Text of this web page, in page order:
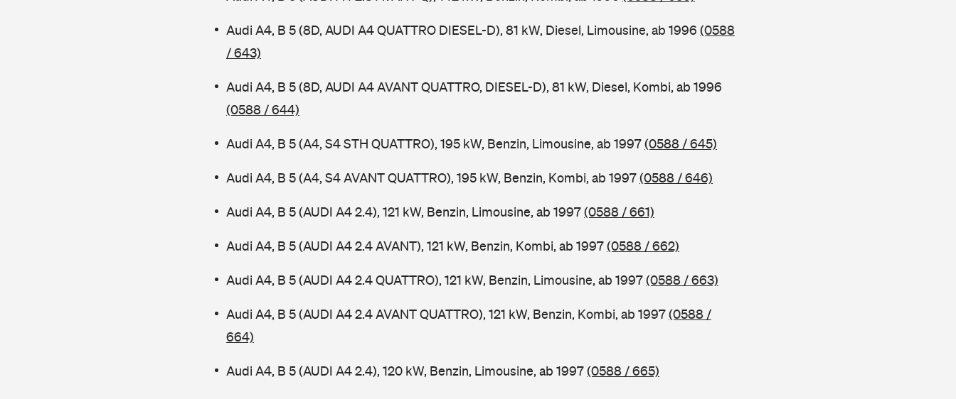
Audi A4, B 5 (8D, AUDI A4 QUATTRO DIESEL-D), 81 kW, Diesel, Limousine, ab 1996 (0588
/ 643)
Audi A4, B 5 (8D, AUDI A4 AVANT QUATTRO, DIESEL-D), 81 kW, Diesel, Kombi, ab 1996
(0588 / 644)
Audi A4, B 5 (A4, S4 STH QUATTRO), 195 kW, Benzin, Limousine, ab 1997(0588 / 645)
Audi A4, B 5 (A4, S4 AVANT QUATTRO), 195 kW, Benzin, Kombi, ab 1997(0588 / 646)
Audi A4, B 5 (AUDI A4 2.4), 121 kW, Benzin, Limousine, ab 1997(0588 / 661)
Audi A4, B 5 (AUDI A4 2.4 AVANT), 121 kW, Benzin, Kombi, ab 1997(0588 / 662)
Audi A4, B 5 (AUDI A4 2.4 QUATTRO), 121 kW, Benzin, Limousine, ab 1997(0588 / 663)
Audi A4, B 5 (AUDI A4 2.4 AVANT QUATTRO), 121 kW, Benzin, Kombi, ab 1997(0588 /
664)
Audi A4, B 5 (AUDI A4 2.4), 120 kW, Benzin, Limousine, ab 1997(0588 / 665)